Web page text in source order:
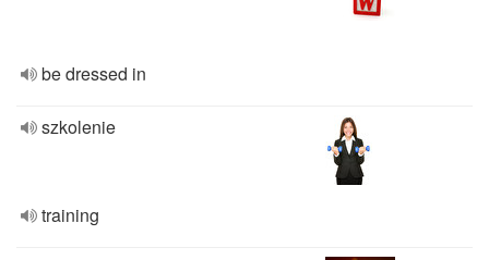
be dressed in
szkolenie
training